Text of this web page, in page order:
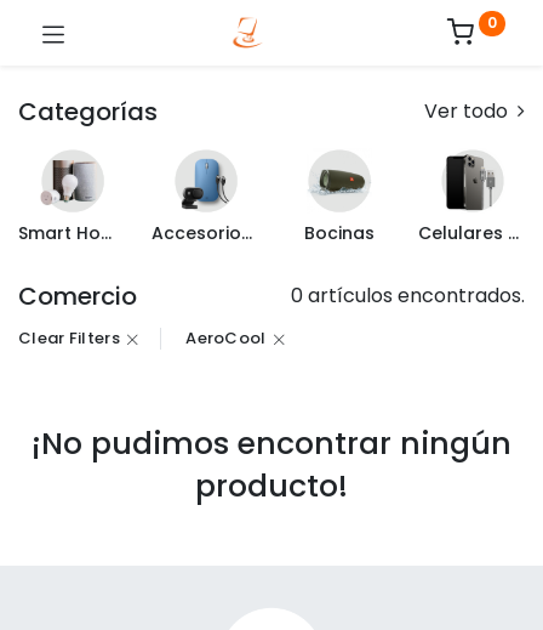
0
Categorías Ver todo
Smart Home Accesorios de Computo Bocinas Celulares y Mas
Comercio 0 artículos encontrados.
Clear Filters AeroCool
¡No pudimos encontrar ningún
producto!